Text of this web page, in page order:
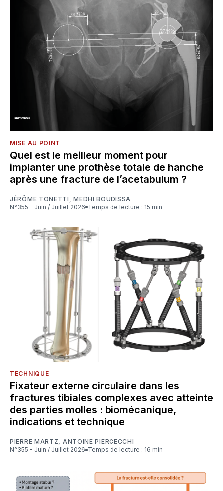
MISE AU POINT
Quel est le meilleur moment pour
implanter une prothèse totale de hanche
après une fracture de l’acetabulum ?
JÉRÔME TONETTI ,MEDHI BOUDISSA
N°355 - Juin / Juillet 2026
Temps de lecture : 15 min
TECHNIQUE
Fixateur externe circulaire dans les
fractures tibiales complexes avec atteinte
des parties molles : biomécanique,
indications et technique
PIERRE MARTZ, ANTOINE PIERCECCHI
N°355 - Juin / Juillet 2026
Temps de lecture : 16 min